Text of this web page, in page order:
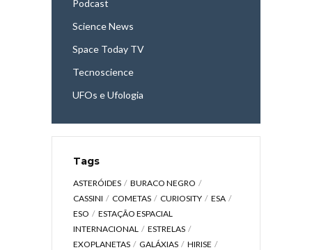
Podcast
Science News
Space Today TV
Tecnoscience
UFOs e Ufologia
Tags
ASTERÓIDES
BURACO NEGRO
CASSINI
COMETAS CURIOSITY
ESA
ESO
ESTAÇÃO ESPACIAL
INTERNACIONAL
ESTRELAS
EXOPLANETAS
GALÁXIAS
HIRISE